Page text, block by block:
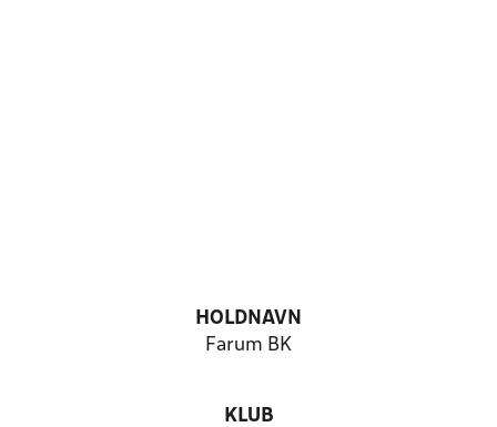
HOLDNAVN
Farum BK
KLUB